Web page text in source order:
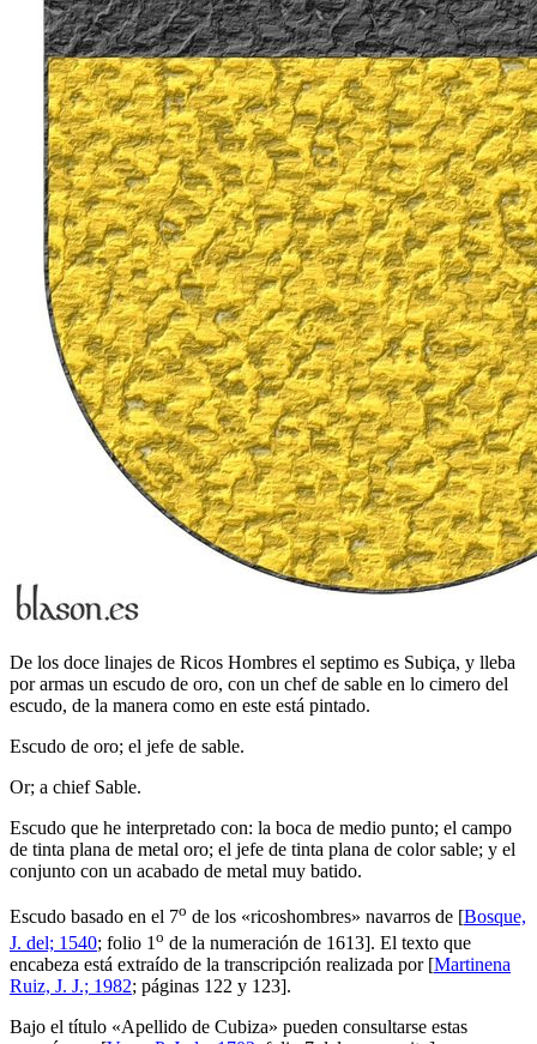
De los doce linajes de Ricos Hombres el septimo es Subiça, y lleba
por armas un escudo de oro, con un chef de sable en lo cimero del
escudo, de la manera como en este está pintado.
Escudo de oro; el jefe de sable.
Or; a chief Sable.
Escudo que he interpretado con: la boca de medio punto; el campo
de tinta plana de metal oro; el jefe de tinta plana de color sable; y el
conjunto con un acabado de metal muy batido.
Escudo basado en el 7o de los «ricoshombres» navarros de [Bosque,
J. del; 1540; folio 1 o de la numeración de 1613]. El texto que
encabeza está extraído de la transcripción realizada por [Martinena
Ruiz, J. J.; 1982; páginas 122 y 123].
Bajo el título «Apellido de Cubiza» pueden consultarse estas